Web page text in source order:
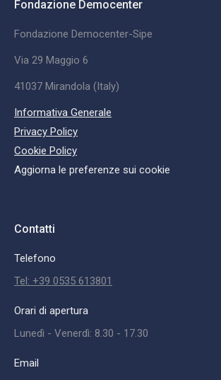
Fondazione Democenter
Fondazione Democenter-Sipe
Via 29 Maggio 6
41037 Mirandola (Italy)
Informativa Generale
Privacy Policy
Cookie Policy
Aggiorna le preferenze sui cookie
Contatti
Telefono
Tel: +39 0535 613801
Orari di apertura
Lunedì - Venerdì: 8.30 - 17.30
Email